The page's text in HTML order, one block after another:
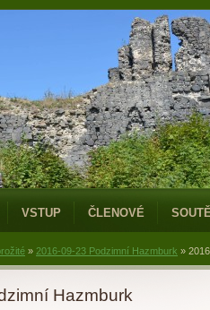
VSTUP ČLENOVÉ
» 2016-09-23 Podzimní Hazmburk »
Hazmburk